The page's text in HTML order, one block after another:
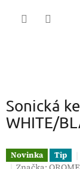
Sonická
WHITE/
Novinka Tip